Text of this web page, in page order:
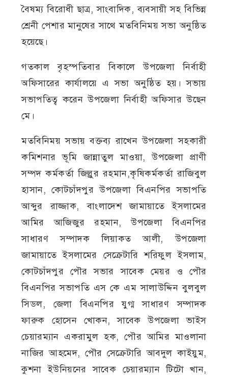
বৈষম্য বিরোধী ছাত্র, সাংবাদিক, ব্যবসায়ী সহ বিভিন্ন
শ্রেনী পেশার মানুষের সাথে মতবিনিময় সভা অনুষ্ঠিত
হয়েছে।
গতকাল বৃহস্পতিবার বিকালে উপজেলা নির্বাহী
অফিসারের কার্যালয়ে এ সভা অনুষ্ঠিত হয়। সভায়
সভাপতিত্ব করেন উপজেলা নির্বাহী অফিসার উছেন
মে।
মতবিনিময় সভায় বক্তব্য রাখেন উপজেলা সহকারী
কমিশনার ভূমি জান্নাতুল মাওয়া, উপজেলা প্রাণী
সম্পদ কর্মকর্তা জিল্লুর রহমান,কৃষিকর্মকর্তা রাজিবুল
হাসান, কোটচাঁদপুর উপজেলা বিএনপির সভাপতি
আব্দুর রাজ্জাক, বাংলাদেশ জামায়াতে ইসলামের
আমির আজিজুর রহমান, উপজেলা বিএনপির
সাধারণ সম্পাদক লিয়াকত আলী, উপজেলা
জামায়াতে ইসলামের সেক্রেটারি শরিফুল ইসলাম,
কোটচাঁদপুর পৌর সভার সাবেক মেয়র ও পৌর
বিএনপির সভাপতি এস কে এম সালাউদ্দিন বুলবুল
সিডল, জেলা বিএনপির যুগ্ম সাধারণ সম্পাদক
ফারুক হোসেন খোকন, সাবেক উপজেলা ভাইস
চেয়ারম্যান একরামুল হক, পৌর আমির মাওলানা
নাজির আহমেদ, পৌর সেক্রেটারি আবদুল কাইয়ুম,
কুশনা ইউনিয়নের সাবেক চেয়ারম্যান টিটো খান,